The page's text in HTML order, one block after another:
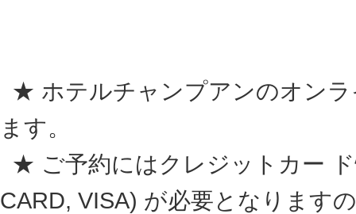
★ ホテルチャンプアンのオン
ます。
★ ご予約にはクレジットカー
CARD, VISA) が必要となります